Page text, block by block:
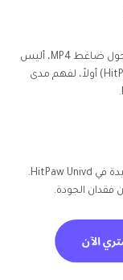
أعتقد أنك ترغب في الحصول على بعض الاقتراحات حول ضاغط MP4، أليس
كذلك؟ لنبدأ الآن بـ HitPaw Univd (محول الفيديو HitPaw) أولاً، لفهم مدى
هو إحدى الميزات المفيدة في HitPaw Univd.